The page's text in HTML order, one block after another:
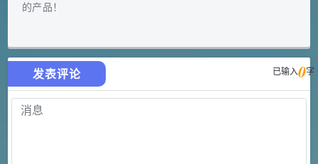
的产品！
发表评论 已输入0字